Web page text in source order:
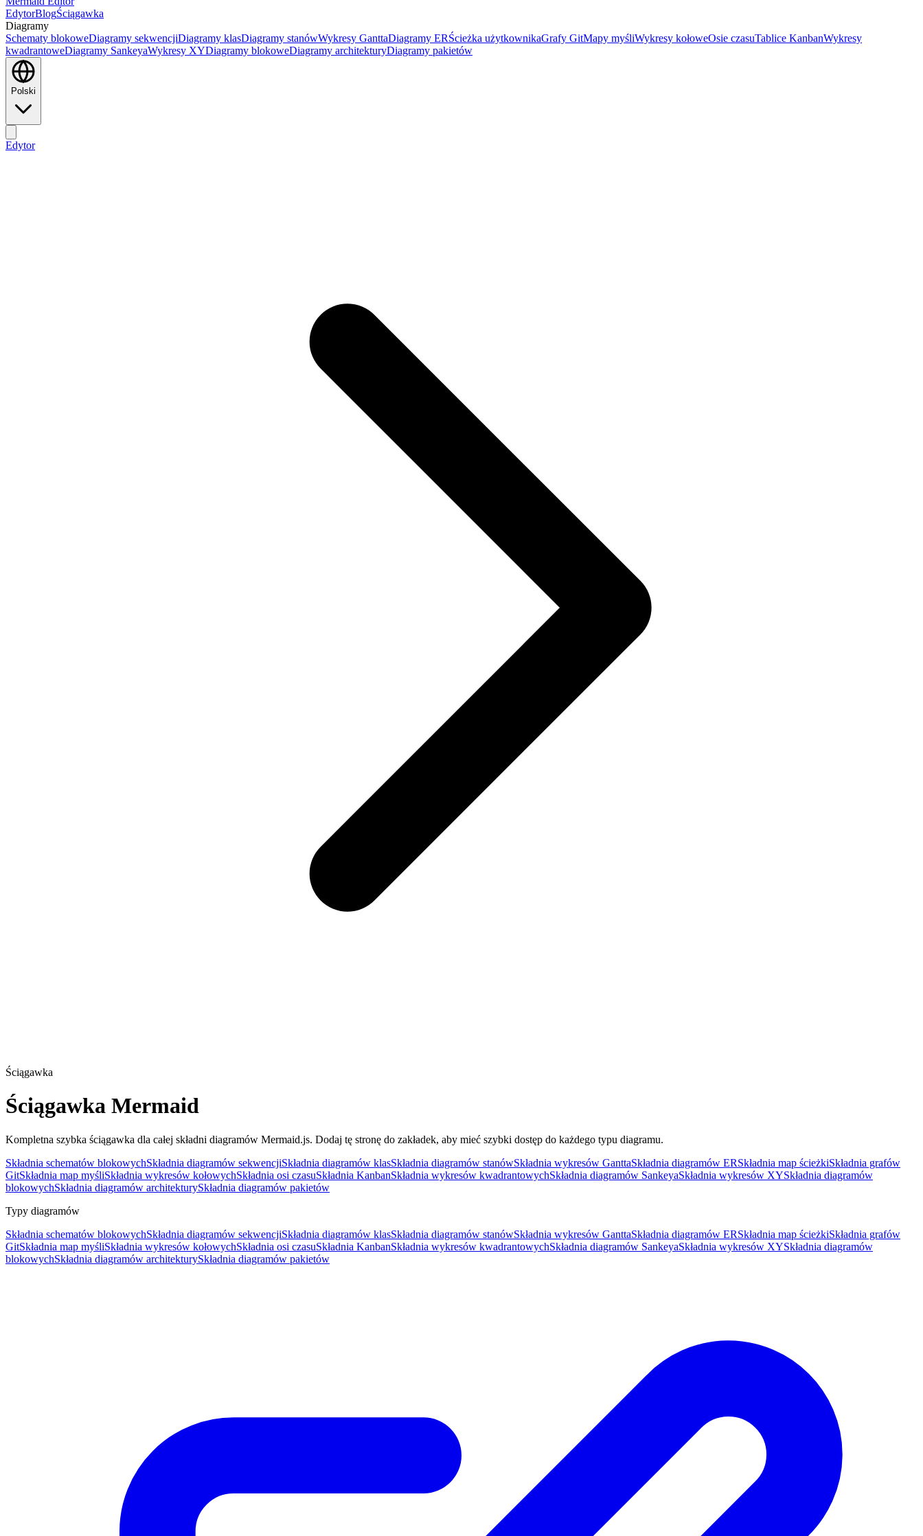
EdytorBlogŚciągawka
Diagramy
Schematy blokoweDiagramy sekwencjiDiagramy klasDiagramy stanówWykresy GanttaDiagramy ERŚcieżka użytkownikaGrafy GitMapy myśliWykresy kołoweOsie czasuTablice KanbanWykresy
kwadrantoweDiagramy SankeyaWykresy XYDiagramy blokoweDiagramy architekturyDiagramy pakietów
Polski
Edytor
Ściągawka
Ściągawka Mermaid
Kompletna szybka ściągawka dla całej składni diagramów Mermaid.js. Dodaj tę stronę do zakładek, aby mieć szybki dostęp do każdego typu diagramu.
Składnia schematów blokowychSkładnia diagramów sekwencjiSkładnia diagramów klasSkładnia diagramów stanówSkładnia wykresów GanttaSkładnia diagramów ERSkładnia map ścieżkiSkładnia grafów
GitSkładnia map myśliSkładnia wykresów kołowychSkładnia osi czasuSkładnia KanbanSkładnia wykresów kwadrantowychSkładnia diagramów SankeyaSkładnia wykresów XYSkładnia diagramów
blokowychSkładnia diagramów architekturySkładnia diagramów pakietów
Typy diagramów
Składnia schematów blokowychSkładnia diagramów sekwencjiSkładnia diagramów klasSkładnia diagramów stanówSkładnia wykresów GanttaSkładnia diagramów ERSkładnia map ścieżkiSkładnia grafów
GitSkładnia map myśliSkładnia wykresów kołowychSkładnia osi czasuSkładnia KanbanSkładnia wykresów kwadrantowychSkładnia diagramów SankeyaSkładnia wykresów XYSkładnia diagramów
blokowychSkładnia diagramów architekturySkładnia diagramów pakietów